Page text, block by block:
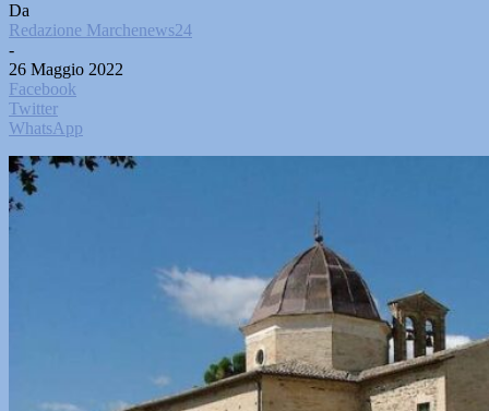
Da
Redazione Marchenews24
-
26 Maggio 2022
Facebook
Twitter
WhatsApp